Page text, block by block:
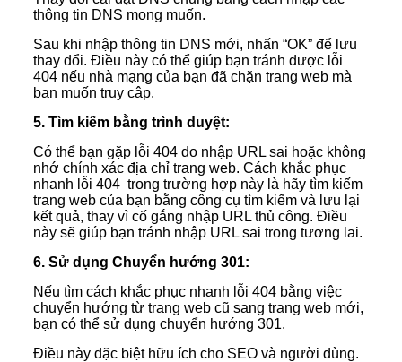
thông tin DNS mong muốn.
Sau khi nhập thông tin DNS mới, nhấn “OK” để lưu
thay đổi. Điều này có thể giúp bạn tránh được lỗi
404 nếu nhà mạng của bạn đã chặn trang web mà
bạn muốn truy cập.
5. Tìm kiếm bằng trình duyệt:
Có thể bạn gặp lỗi 404 do nhập URL sai hoặc không
nhớ chính xác địa chỉ trang web. Cách khắc phục
nhanh lỗi 404 trong trường hợp này là hãy tìm kiếm
trang web của bạn bằng công cụ tìm kiếm và lưu lại
kết quả, thay vì cố gắng nhập URL thủ công. Điều
này sẽ giúp bạn tránh nhập URL sai trong tương lai.
6. Sử dụng Chuyển hướng 301:
Nếu tìm cách khắc phục nhanh lỗi 404 bằng việc
chuyển hướng từ trang web cũ sang trang web mới,
bạn có thể sử dụng chuyển hướng 301.
Điều này đặc biệt hữu ích cho SEO và người dùng.